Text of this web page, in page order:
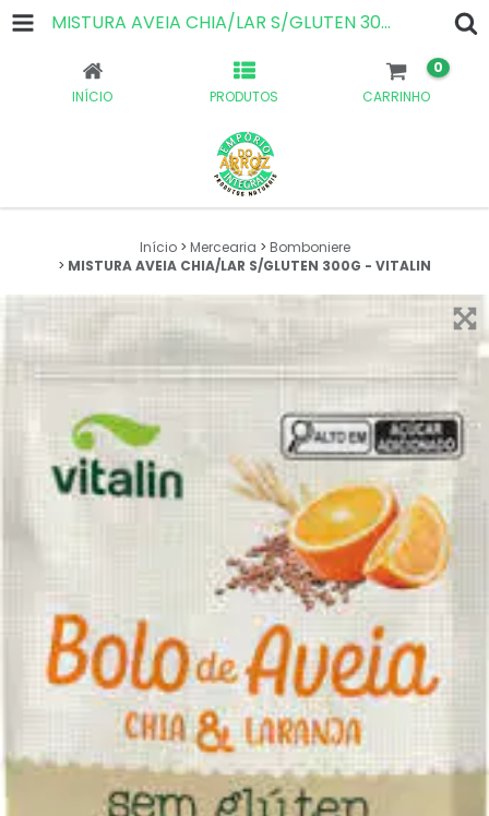
MISTURA AVEIA CHIA/LAR S/GLUTEN 300G - VITALIN
INÍCIO PRODUTOS CARRINHO
0
Início > Mercearia > Bomboniere
> MISTURA AVEIA CHIA/LAR S/GLUTEN 300G - VITALIN